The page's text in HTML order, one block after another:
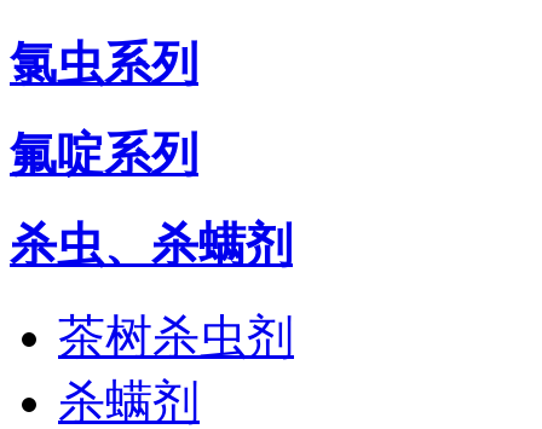
氯虫系列
氟啶系列
杀虫、杀螨剂
茶树杀虫剂
杀螨剂